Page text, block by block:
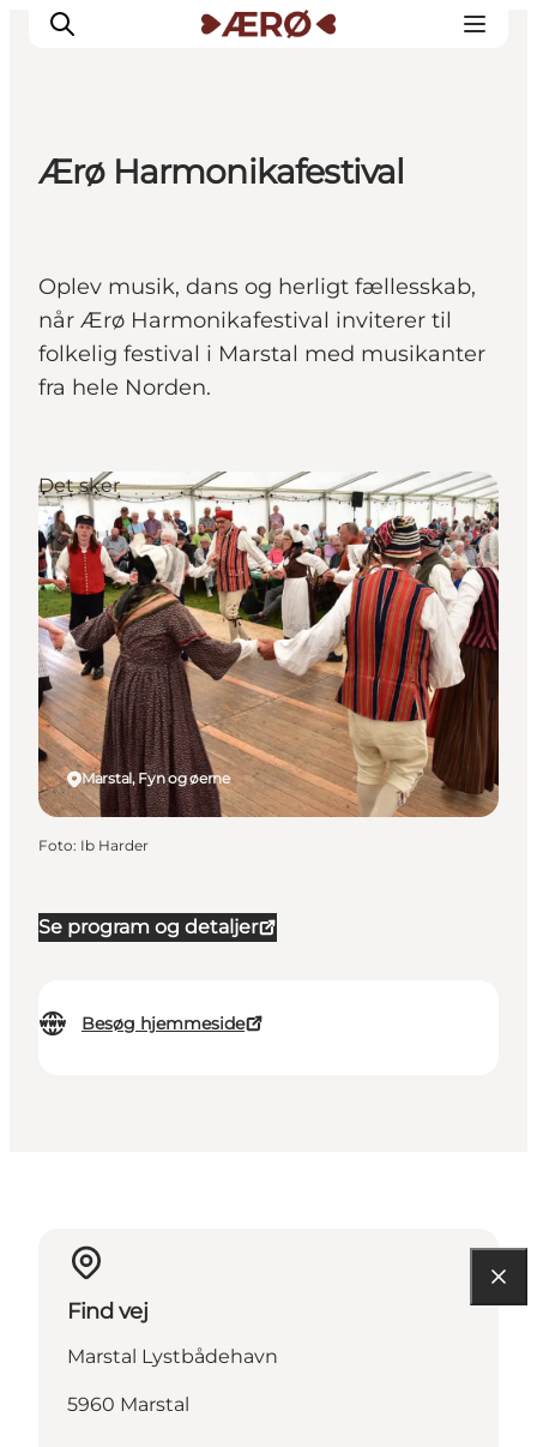
Oplevelser
Events
Planlæg ferien
Ærø Harmonikafestival
Oplev musik, dans og herligt fællesskab,
når Ærø Harmonikafestival inviterer til
folkelig festival i Marstal med musikanter
fra hele Norden.
Se program og detaljer
Besøg hjemmeside
Marstal, Fyn og øerne
Det sker
Foto: Ib Harder
Find vej
Marstal Lystbådehavn
5960 Marstal